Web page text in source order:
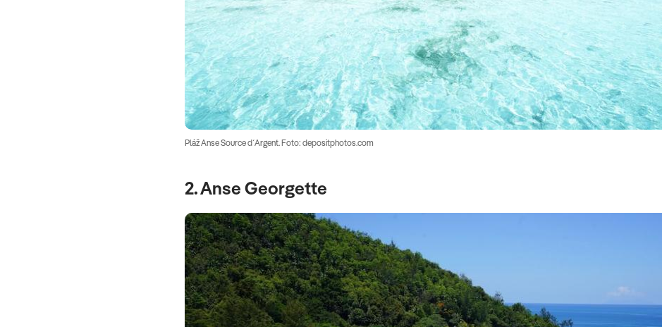
Pláž Anse Source d´Argent. Foto: depositphotos.com
2. Anse Georgette